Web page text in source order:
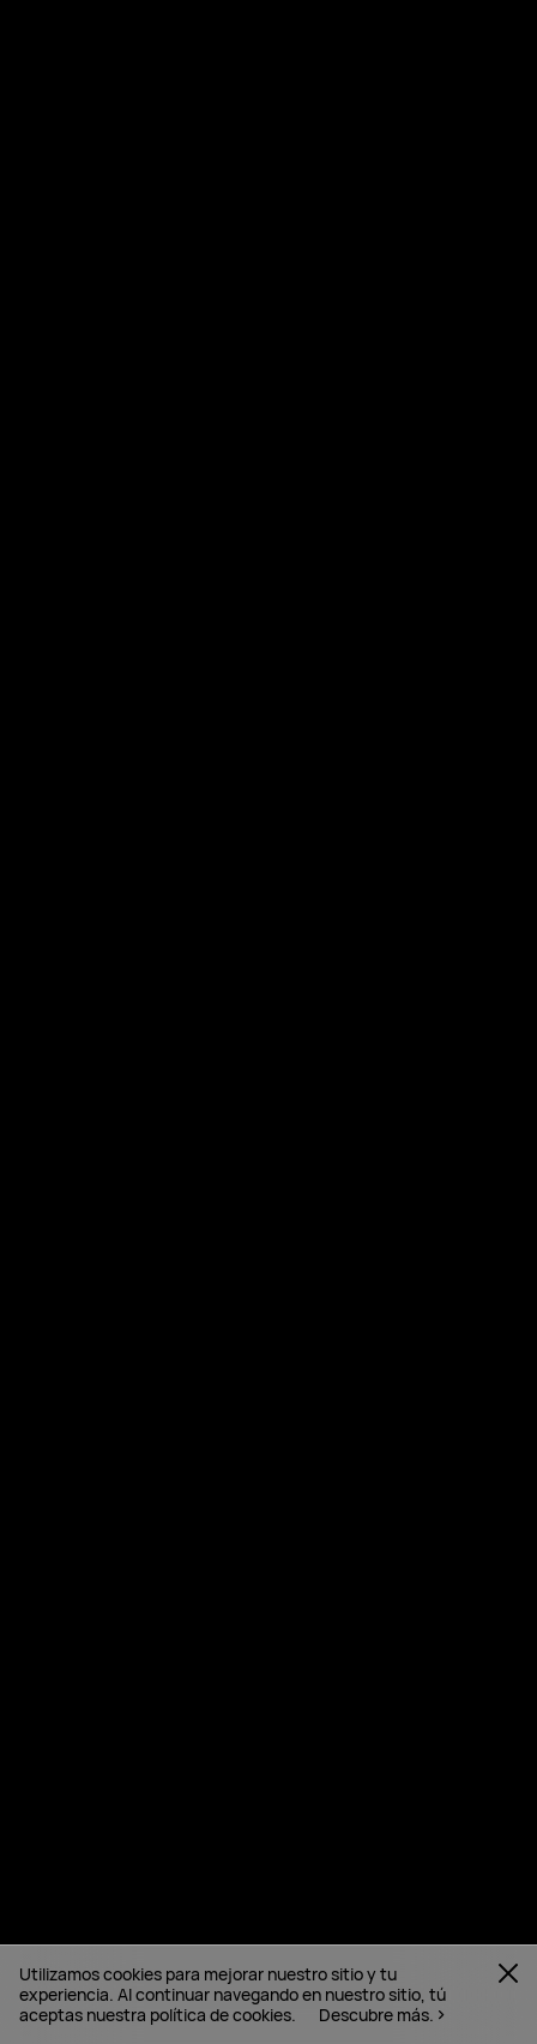
Utilizamos cookies para mejorar nuestro sitio y tu
experiencia. Al continuar navegando en nuestro sitio, tú
aceptas nuestra política de cookies.
Descubre más.